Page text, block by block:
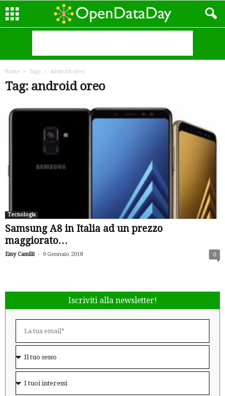
Home Tags Android oreo
Tag: android oreo
Tecnologia
Samsung A8 in Italia ad un prezzo
maggiorato…
Emy Camilli - 9 Gennaio 2018 0
Iscriviti alla newsletter!